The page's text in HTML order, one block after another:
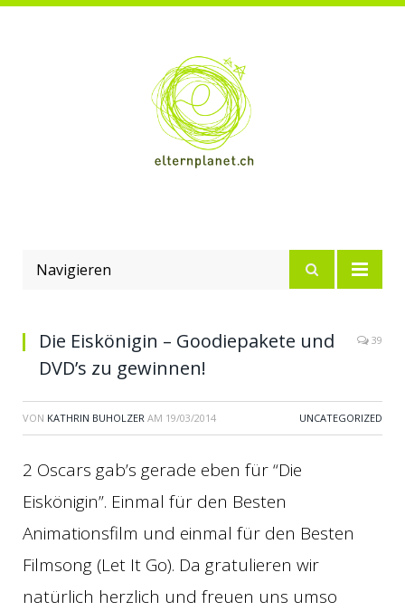
Navigieren
Die Eiskönigin – Goodiepakete und
DVD’s zu gewinnen!
39
VON KATHRIN BUHOLZER AM 19/03/2014 UNCATEGORIZED
2 Oscars gab’s gerade eben für “Die
Eiskönigin”. Einmal für den Besten
Animationsfilm und einmal für den Besten
Filmsong (Let It Go). Da gratulieren wir
natürlich herzlich und freuen uns umso